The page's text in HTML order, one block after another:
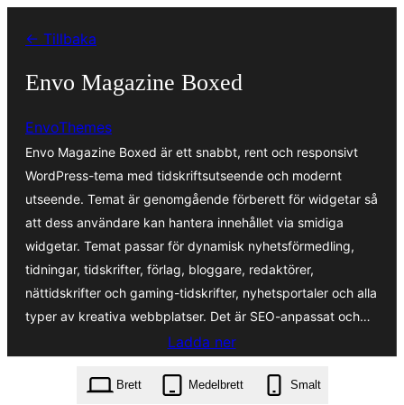
innehåll
← Tillbaka
Envo Magazine Boxed
EnvoThemes
Envo Magazine Boxed är ett snabbt, rent och responsivt
WordPress-tema med tidskriftsutseende och modernt
utseende. Temat är genomgående förberett för widgetar så
att dess användare kan hantera innehållet via smidiga
widgetar. Temat passar för dynamisk nyhetsförmedling,
tidningar, tidskrifter, förlag, bloggare, redaktörer,
nättidskrifter och gaming-tidskrifter, nyhetsportaler och alla
typer av kreativa webbplatser. Det är SEO-anpassat och…
Ladda ner
envo-magazine-boxed.1.0.0.zip
Brett
Medelbrett Smalt